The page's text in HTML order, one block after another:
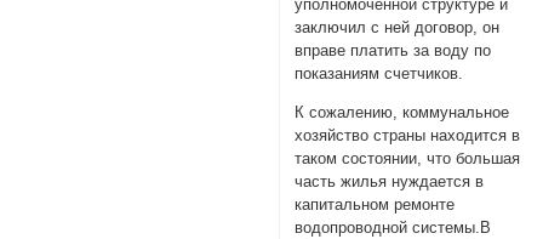
уполномоченной структуре и
заключил с ней договор, он
вправе платить за воду по
показаниям счетчиков.
К сожалению, коммунальное
хозяйство страны находится в
таком состоянии, что большая
часть жилья нуждается в
капитальном ремонте
водопроводной системы.В